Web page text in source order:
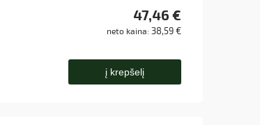
47,46 €
neto kaina: 38,59 €
į krepšelį